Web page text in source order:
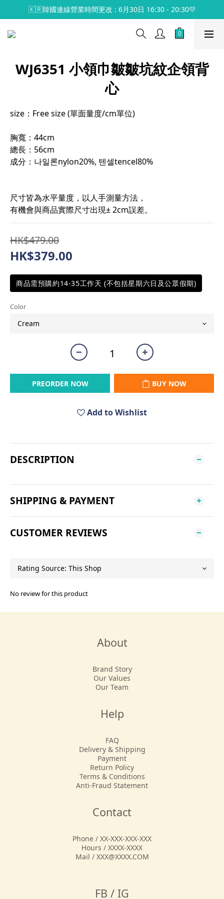
🇰🇷韓國連線營業時間更改 : 6月30日 16:30 - 20:30💛
WJ6351 小領巾皺皺坑紋企領背
心
size：Free size (單面量度/cm單位)
胸寬：44cm
總長：56cm
成分：나일론nylon20%, 텐셀tencel80%
尺寸皆為水平量度，以人手測量方法，
有機會與商品實際尺寸出現± 2cm誤差。
HK$479.00
HK$379.00
商品需預購約14-35工作天 (不包括星期六日及公眾假期)
Color
PREORDER NOW BUY NOW
Add to Wishlist
DESCRIPTION
SHIPPING & PAYMENT
CUSTOMER REVIEWS
No review for this product
About
Brand Story
Our Values
Our Team
Help
FAQ
Delivery & Shipping
Payment
Return Policy
Terms & Conditions
Anti-Fraud Statement
Contact
Phone / XX-XXX-XXX-XXX
Hours / XXXX-XXXX
Mail / XXX@XXXX.COM
FB / IG